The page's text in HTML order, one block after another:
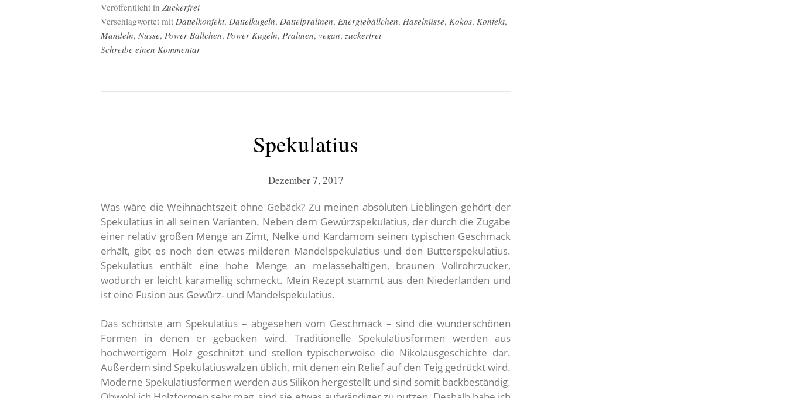
Veröffentlicht in Zuckerfrei
Verschlagwortet mit Dattelkonfekt, Dattelkugeln, Dattelpralinen, Energiebällchen, Haselnüsse, Kokos, Konfekt,
Mandeln, Nüsse, Power Bällchen, Power Kugeln, Pralinen, vegan, zuckerfrei
Schreibe einen Kommentar
Spekulatius
Dezember 7, 2017
Was wäre die Weihnachtszeit ohne Gebäck? Zu meinen absoluten Lieblingen gehört der
Spekulatius in all seinen Varianten. Neben dem Gewürzspekulatius, der durch die Zugabe
einer relativ großen Menge an Zimt, Nelke und Kardamom seinen typischen Geschmack
erhält, gibt es noch den etwas milderen Mandelspekulatius und den Butterspekulatius.
Spekulatius enthält eine hohe Menge an melassehaltigen, braunen Vollrohrzucker,
wodurch er leicht karamellig schmeckt. Mein Rezept stammt aus den Niederlanden und
ist eine Fusion aus Gewürz- und Mandelspekulatius.
Das schönste am Spekulatius – abgesehen vom Geschmack – sind die wunderschönen
Formen in denen er gebacken wird. Traditionelle Spekulatiusformen werden aus
hochwertigem Holz geschnitzt und stellen typischerweise die Nikolausgeschichte dar.
Außerdem sind Spekulatiuswalzen üblich, mit denen ein Relief auf den Teig gedrückt wird.
Moderne Spekulatiusformen werden aus Silikon hergestellt und sind somit backbeständig.